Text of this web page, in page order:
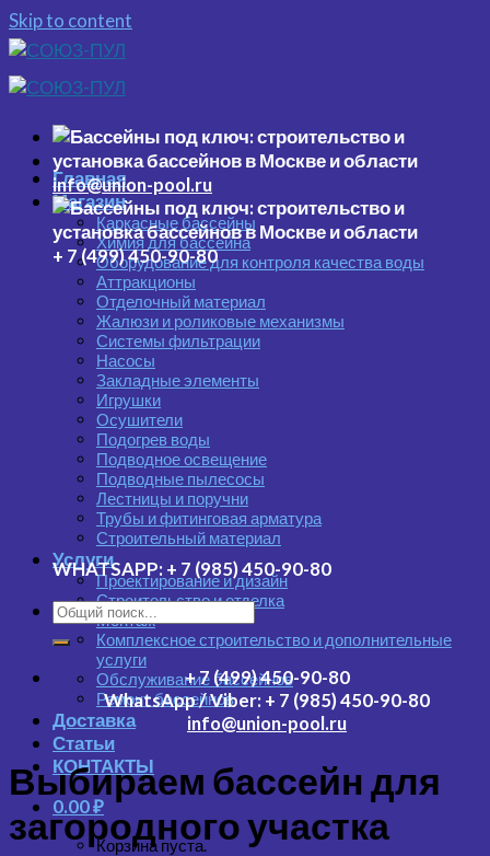
Skip to content
Главная
Магазин
Каркасные бассейны
Химия для бассейна
Оборудование для контроля качества воды
Аттракционы
Отделочный материал
Жалюзи и роликовые механизмы
Системы фильтрации
Насосы
Закладные элементы
Игрушки
Осушители
Подогрев воды
Подводное освещение
Подводные пылесосы
Лестницы и поручни
Трубы и фитинговая арматура
Строительный материал
Услуги
Проектирование и дизайн
Строительство и отделка
Монтаж
Комплексное строительство и дополнительные
услуги
Обслуживание бассейнов
Ремонт бассейнов
Доставка
Статьи
КОНТАКТЫ
0.00₽
Корзина пуста.
info@union-pool.ru
+ 7 (499) 450-90-80
WHATSAPP: + 7 (985) 450-90-80
+ 7 (499) 450-90-80
WhatsApp / Viber: + 7 (985) 450-90-80
info@union-pool.ru
Выбираем бассейн для
загородного участка